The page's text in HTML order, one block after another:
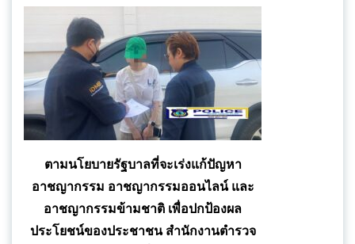
ตามนโยบายรัฐบาลที่จะเร่งแก้ปัญหา
อาชญากรรม อาชญากรรมออนไลน์ และ
อาชญากรรมข้ามชาติ เพื่อปกป้องผล
ประโยชน์ของประชาชน สำนักงานตำรวจ